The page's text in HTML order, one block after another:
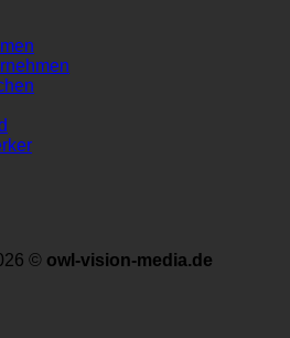
© owl-vision-media.de